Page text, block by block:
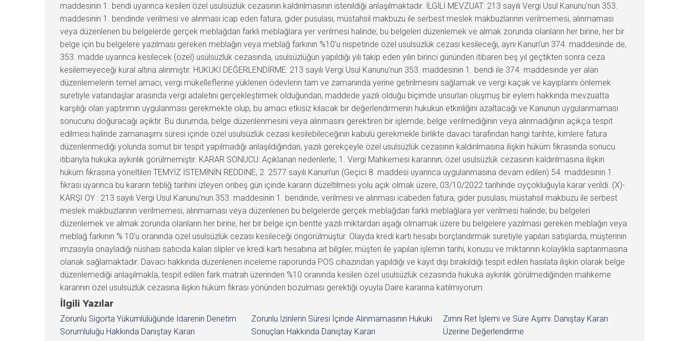
maddesinin 1. bendi uyarınca kesilen özel usulsüzlük cezasının kaldırılmasının istenildiği anlaşılmaktadır. İLGİLİ MEVZUAT: 213 sayılı Vergi Usul Kanunu’nun 353.
maddesinin 1. bendinde verilmesi ve alınması icap eden fatura, gider pusulası, müstahsil makbuzu ile serbest meslek makbuzlarının verilmemesi, alınmaması
veya düzenlenen bu belgelerde gerçek meblağdan farklı meblağlara yer verilmesi halinde; bu belgeleri düzenlemek ve almak zorunda olanların her birine, her bir
belge için bu belgelere yazılması gereken meblağın veya meblağ farkının %10’u nispetinde özel usulsüzlük cezası kesileceği, aynı Kanun’un 374. maddesinde de,
353. madde uyarınca kesilecek (özel) usülsüzlük cezasında, usulsüzlüğün yapıldığı yılı takip eden yılın birinci gününden itibaren beş yıl geçtikten sonra ceza
kesilemeyeceği kural altına alınmıştır. HUKUKİ DEĞERLENDİRME: 213 sayılı Vergi Usul Kanunu’nun 353. maddesinin 1. bendi ile 374. maddesinde yer alan
düzenlemelerin temel amacı, vergi mükelleflerine yüklenen ödevlerin tam ve zamanında yerine getirilmesini sağlamak ve vergi kaçak ve kayıplarını önlemek
suretiyle vatandaşlar arasında vergi adaletini gerçekleştirmek olduğundan, maddede yazılı olduğu biçimde unsurları oluşmuş bir eylem hakkında mevzuatta
karşılığı olan yaptırımın uygulanması gerekmekte olup, bu amacı etkisiz kılacak bir değerlendirmenin hukukun etkinliğini azaltacağı ve Kanunun uygulanmaması
sonucunu doğuracağı açıktır. Bu durumda, belge düzenlenmesini veya alınmasını gerektiren bir işlemde, belge verilmediğinin veya alınmadığının açıkça tespit
edilmesi halinde zamanaşımı süresi içinde özel usulsüzlük cezası kesilebileceğinin kabulü gerekmekle birlikte davacı tarafından hangi tarihte, kimlere fatura
düzenlenmediği yolunda somut bir tespit yapılmadığı anlaşıldığından, yazılı gerekçeyle özel usulsüzlük cezasının kaldırılmasına ilişkin hüküm fıkrasında sonucu
itibarıyla hukuka aykırılık görülmemiştir. KARAR SONUCU: Açıklanan nedenlerle; 1. Vergi Mahkemesi kararının; özel usulsüzlük cezasının kaldırılmasına ilişkin
hüküm fıkrasına yöneltilen TEMYİZ İSTEMİNİN REDDİNE, 2. 2577 sayılı Kanun’un (Geçici 8. maddesi uyarınca uygulanmasına devam edilen) 54. maddesinin 1.
fıkrası uyarınca bu kararın tebliğ tarihini izleyen onbeş gün içinde kararın düzeltilmesi yolu açık olmak üzere, 03/10/2022 tarihinde oyçokluğuyla karar verildi. (X)-
KARŞI OY : 213 sayılı Vergi Usul Kanunu’nun 353. maddesinin 1. bendinde, verilmesi ve alınması icabeden fatura, gider pusulası, müstahsil makbuzu ile serbest
meslek makbuzlarının verilmemesi, alınmaması veya düzenlenen bu belgelerde gerçek meblağdan farklı meblağlara yer verilmesi halinde; bu belgeleri
düzenlemek ve almak zorunda olanların her birine, her bir belge için bentte yazılı miktardan aşağı olmamak üzere bu belgelere yazılması gereken meblağın veya
meblağ farkının % 10’u oranında özel usulsüzlük cezası kesileceği öngörülmüştür. Olayda kredi kartı hesabı borçlandırmak suretiyle yapılan satışlarda, müşterinin
imzasıyla onayladığı nüshası satıcıda kalan slipler ve kredi kartı hesabına ait bilgiler, müşteri ile yapılan işlemin tarihi, konusu ve miktarının kolaylıkla saptanmasına
olanak sağlamaktadır. Davacı hakkında düzenlenen inceleme raporunda POS cihazından yapıldığı ve kayıt dışı bırakıldığı tespit edilen hasılata ilişkin olarak belge
düzenlemediği anlaşılmakla, tespit edilen fark matrah üzerinden %10 oranında kesilen özel usulsüzlük cezasında hukuka aykırılık görülmediğinden mahkeme
kararının özel usulsüzlük cezasına ilişkin hüküm fıkrası yönünden bozulması gerektiği oyuyla Daire kararına katılmıyorum.
İlgili Yazılar
Zorunlu Sigorta Yükümlülüğünde İdarenin Denetim
Sorumluluğu Hakkında Danıştay Kararı
Zorunlu İzinlerin Süresi İçinde Alınmamasının Hukuki
Sonuçları Hakkında Danıştay Kararı
Zımni Ret İşlemi ve Süre Aşımı: Danıştay Kararı
Üzerine Değerlendirme